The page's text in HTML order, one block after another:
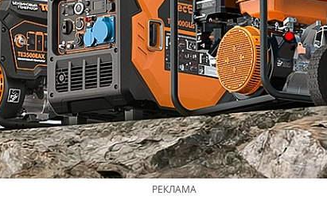
РЕКЛАМА